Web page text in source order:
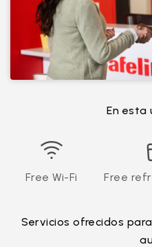
En esta
Free Wi-Fi Free
Servicios ofrecidos